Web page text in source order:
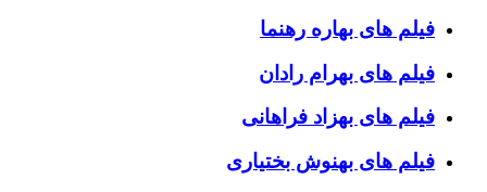
فیلم های بهاره رهنما
فیلم های بهرام رادان
فیلم های بهزاد فراهانی
فیلم های بهنوش بختیاری